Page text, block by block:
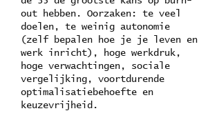
out hebben. Oorzaken: te veel
doelen, te weinig autonomie
(zelf bepalen hoe je je leven en
werk inricht), hoge werkdruk,
hoge verwachtingen, sociale
vergelijking, voortdurende
optimalisatiebehoefte en
keuzevrijheid.